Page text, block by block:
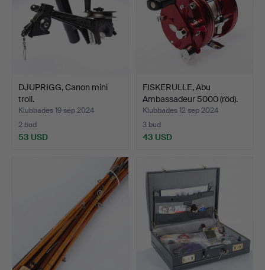
DJUPRIGG, Canon mini
troll.
Klubbades 19 sep 2024
2 bud
53 USD
FISKERULLE, Abu
Ambassadeur 5000 (röd).
Klubbades 12 sep 2024
3 bud
43 USD